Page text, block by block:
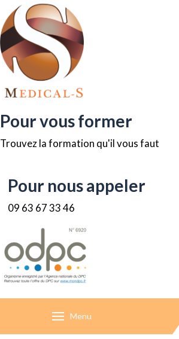
Pour vous former
Trouvez la formation qu'il vous faut
Pour nous appeler
09 63 67 33 46
Menu